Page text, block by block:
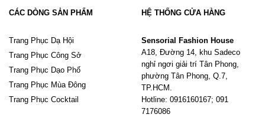
CÁC DÒNG SẢN PHẨM
Trang Phục Dạ Hội
Trang Phục Công Sở
Trang Phục Dạo Phố
Trang Phục Mùa Đông
Trang Phục Cocktail
HỆ THỐNG CỬA HÀNG
Sensorial Fashion House
A18, Đường 14, khu Sadeco
nghỉ ngơi giải trí Tân Phong,
phường Tân Phong, Q.7,
TP.HCM.
Hotline: 0916160167; 091
7176086